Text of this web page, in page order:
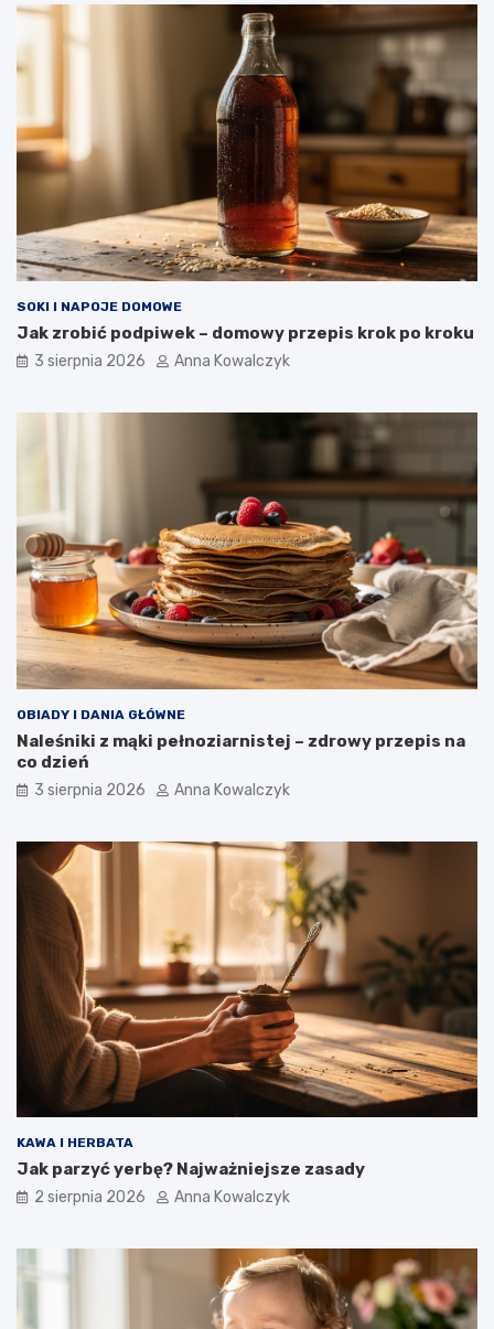
SOKI I NAPOJE DOMOWE
Jak zrobić podpiwek – domowy przepis krok po kroku
3 sierpnia 2026 Anna Kowalczyk
OBIADY I DANIA GŁÓWNE
Naleśniki z mąki pełnoziarnistej – zdrowy przepis na
co dzień
3 sierpnia 2026 Anna Kowalczyk
KAWA I HERBATA
Jak parzyć yerbę? Najważniejsze zasady
2 sierpnia 2026 Anna Kowalczyk